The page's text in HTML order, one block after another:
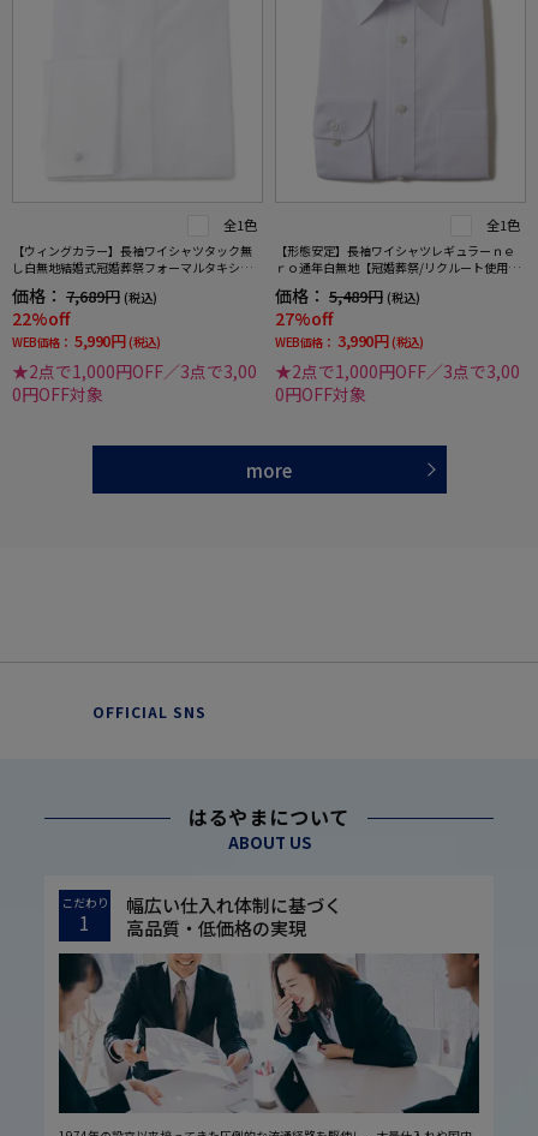
全1色
【ウィングカラー】長袖ワイシャツタック無
し白無地結婚式冠婚葬祭フォーマルタキシー
ドモーニング正礼装蝶ネクタイ向け
価格： 7,689円 (税込)
22%off
WEB価格： 5,990円 (税込)
★2点で1,000円OFF／3点で3,00
0円OFF対象
全1色
【形態安定】長袖ワイシャツレギュラーｎｅ
ｒｏ通年白無地【冠婚葬祭/リクルート使用
可】
価格： 5,489円 (税込)
27%off
WEB価格： 3,990円 (税込)
★2点で1,000円OFF／3点で3,00
0円OFF対象
more
OFFICIAL SNS
はるやまについて
ABOUT US
こだわり
1
幅広い仕入れ体制に基づく
高品質・低価格の実現